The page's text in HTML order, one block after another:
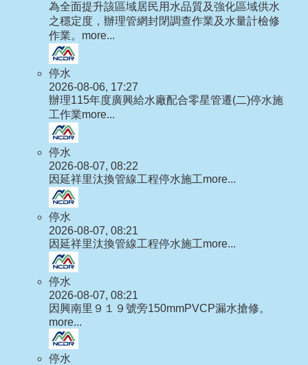
為全面提升該區域居民用水品質及強化區域供水
之穩定度，辦理管網封閉調查作業及水量計檢修
作業。 more...
停水
2026-08-06, 17:27
辦理115年度廣興給水廠配合零星管遷(二)停水施
工作業more...
停水
2026-08-07, 08:22
因延祥里汰換管線工程停水施工more...
停水
2026-08-07, 08:21
因延祥里汰換管線工程停水施工more...
停水
2026-08-07, 08:21
因興南里９１９號旁150mmPVCP漏水搶修。
more...
停水